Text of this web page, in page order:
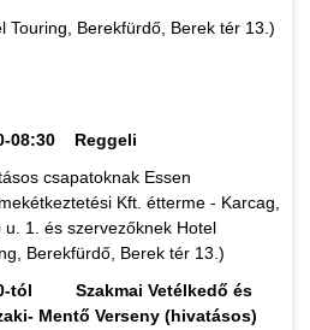
Touring, Berekfürdő, Berek tér 13.)
08:30 Reggeli
csapatoknak Essen
Kft. étterme - Karcag,
u. 1. és szervezőknek Hotel
Berekfürdő, Berek tér 13.)
tól Szakmai Vetélkedő és
Mentő Verseny (hivatásos)